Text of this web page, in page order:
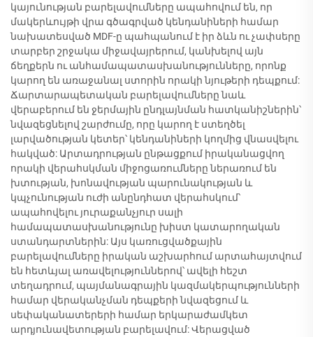
կայունության բարելավումները ապահովում են, որ
մակերևույթի վրա գծագրված կենդանիների համար
նախատեսված MDF-ը պահպանում է իր ձևն ու չափսերը
տարբեր շրջակա միջավայրերում, կանխելով այն
ճեղքերն ու անհամապատասխանությունները, որոնք
կարող են առաջանալ ստորին որակի նյութերի դեպքում:
Ճարտարապետական բարելավումները նաև
վերաբերում են ջերմային ընդլայնման հատկանիշներին՝
նվազեցնելով շարժումը, որը կարող է ստեղծել
լարվածության կետեր՝ կենդանիների կողմից վնասվելու
հակված: Արտադրության ընթացքում իրականացվող
որակի վերահսկման միջոցառումները ներառում են
խտության, խոնավության պարունակության և
կպչունության ուժի անընդհատ վերահսկում՝
ապահովելու յուրաքանչյուր սալի
համապատասխանությունը խիստ կատարողական
ստանդարտներին: Այս կառուցվածքային
բարելավումները իրական աշխարհում արտահայտվում
են հետևյալ առավելություններով՝ ավելի հեշտ
տեղադրում, պայմանագրային կազմակերպությունների
համար վերականչման դեպքերի նվազեցում և
սեփականատերերի համար երկարաժամկետ
արդյունավետության բարելավում: Վերացված